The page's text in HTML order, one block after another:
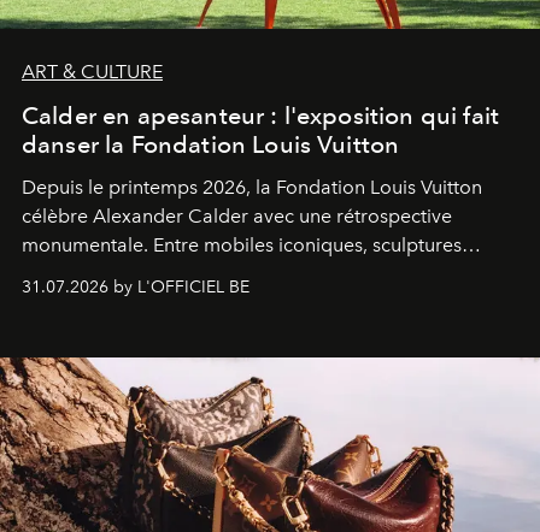
ART & CULTURE
Calder en apesanteur : l'exposition qui fait
danser la Fondation Louis Vuitton
Depuis le printemps 2026, la Fondation Louis Vuitton
célèbre Alexander Calder avec une rétrospective
monumentale. Entre mobiles iconiques, sculptures
monumentales et poésie du mouvement, l'artiste
américain investit les espaces imaginés par Frank Gehry
sculpture.
31.07.2026 by L'OFFICIEL BE